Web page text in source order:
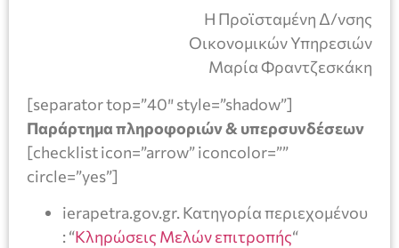
Η Προϊσταμένη Δ/νσης
Οικονομικών Υπηρεσιών
Μαρία Φραντζεσκάκη
[separator top=”40″ style=”shadow”]
Παράρτημα πληροφοριών & υπερσυνδέσεων
[checklist icon=”arrow” iconcolor=””
circle=”yes”]
ierapetra.gov.gr. Κατηγορία περιεχομένου
: “Κληρώσεις Μελών επιτροπής“